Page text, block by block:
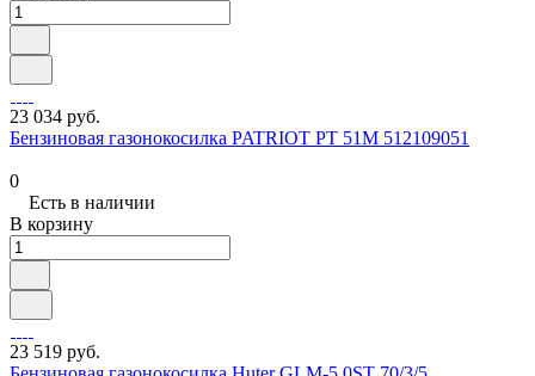
23 034 руб.
Бензиновая газонокосилка PATRIOT PT 51M 512109051
0
Есть в наличии
В корзину
23 519 руб.